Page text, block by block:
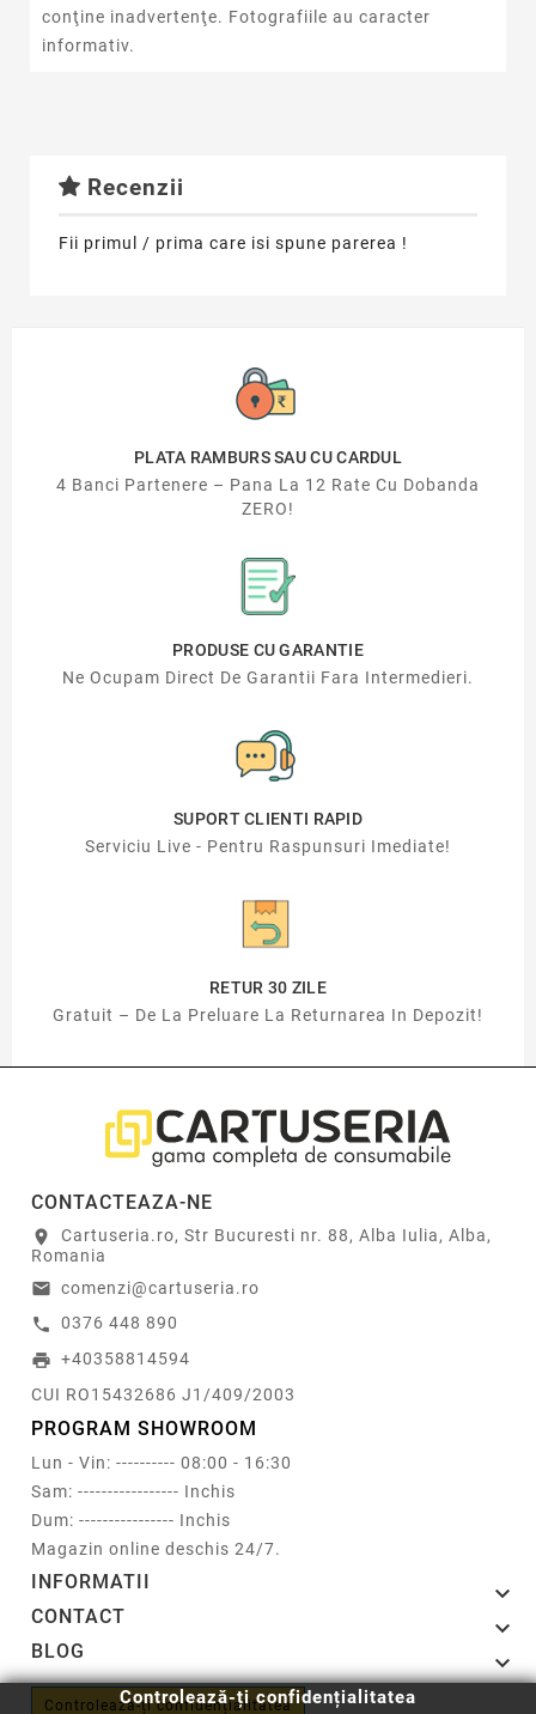
conţine inadvertenţe. Fotografiile au caracter
informativ.
Recenzii
Fii primul / prima care isi spune parerea !
PLATA RAMBURS SAU CU CARDUL
4 Banci Partenere – Pana La 12 Rate Cu Dobanda
ZERO!
PRODUSE CU GARANTIE
Ne Ocupam Direct De Garantii Fara Intermedieri.
SUPORT CLIENTI RAPID
Serviciu Live - Pentru Raspunsuri Imediate!
RETUR 30 ZILE
Gratuit – De La Preluare La Returnarea In Depozit!
CONTACTEAZA-NE
location_on
Cartuseria.ro, Str Bucuresti nr. 88, Alba Iulia, Alba,
Romania
email comenzi@cartuseria.ro
call 0376 448 890
print +40358814594
CUI RO15432686 J1/409/2003
PROGRAM SHOWROOM
Lun - Vin: ---------- 08:00 - 16:30
Sam: ----------------- Inchis
Dum: ---------------- Inchis
Magazin online deschis 24/7.
INFORMATII 
CONTACT 
BLOG 
Controlează-ți confidențialitatea
Controlează-ți confidențialitatea